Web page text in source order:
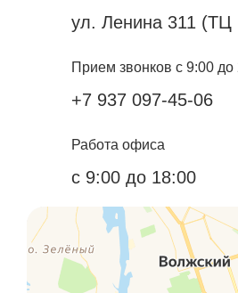
ул. Ленина 311 (ТЦ
Прием звонков с 9:00 до
+7 937 097-45-06
Работа офиса
с 9:00 до 18:00